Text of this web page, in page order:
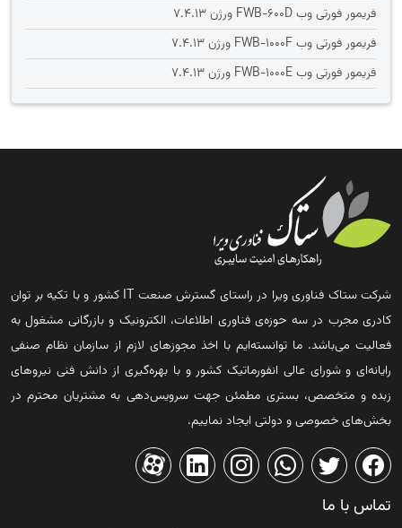
فریمور فورتی وب FWB-600D ورژن 7.4.13
فریمور فورتی وب FWB-1000F ورژن 7.4.13
فریمور فورتی وب FWB-1000E ورژن 7.4.13
شرکت ستاک فناوری ویرا در راستای گسترش صنعت IT کشور و با تکیه بر توان
کادری مجرب در سه حوزه‌ی فناوری اطلاعات، الکترونیک و بازرگانی مشغول به
فعالیت می‌باشد. ما توانسته‌ایم با اخذ مجوزهای لازم از سازمان نظام صنفی
رایانه‌ای و شورای عالی انفورماتیک کشور و با بهره‌گیری از دانش فنی نیروهای
زبده و متخصص، بستری مطمئن جهت سرویس‌دهی به مشتریان محترم در
بخش‌های خصوصی و دولتی ایجاد نماییم.
تماس با ما